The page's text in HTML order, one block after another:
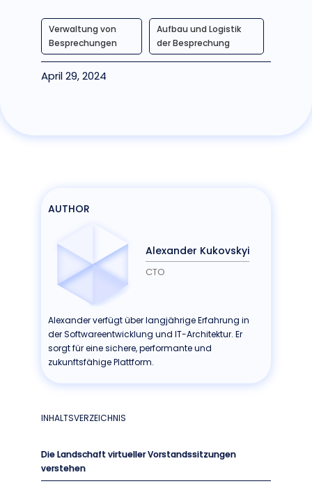
Verwaltung von
Besprechungen
Aufbau und Logistik
der Besprechung
April 29, 2024
AUTHOR
Alexander Kukovskyi
CTO
Alexander verfügt über langjährige Erfahrung in
der Softwareentwicklung und IT-Architektur. Er
sorgt für eine sichere, performante und
zukunftsfähige Plattform.
INHALTSVERZEICHNIS
Die Landschaft virtueller Vorstandssitzungen
verstehen